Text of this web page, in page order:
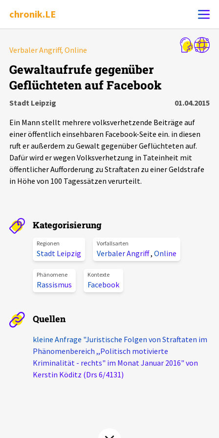
chronik.LE
Chronik
Leipziger Zustände
Schlaglichter
Aktuelles
Alle Beiträge
Veranstaltungen
Pressemitteilungen
Podcasts
Über uns
Projektbeschreibung
Unterstützer_innen
chronik.LE in der Presse
Verbaler Angriff, Online
Gewaltaufrufe gegenüber
Geflüchteten auf Facebook
Stadt Leipzig
01.04.2015
Ein Mann stellt mehrere volksverhetzende Beiträge auf
einer öffentlich einsehbaren Facebook-Seite ein. in diesen
ruft er außerdem zu Gewalt gegenüber Geflüchteten auf.
Dafür wird er wegen Volksverhetzung in Tateinheit mit
öffentlicher Aufforderung zu Straftaten zu einer Geldstrafe
in Höhe von 100 Tagessätzen verurteilt.
Kategorisierung
Regionen
Stadt Leipzig
Vorfallsarten
Verbaler Angriff, Online
Phänomene
Rassismus
Kontexte
Facebook
Quellen
kleine Anfrage "Juristische Folgen von Straftaten im
Phänomenbereich ,,Politisch motivierte
Kriminalität - rechts" im Monat Januar 2016" von
Kerstin Köditz (Drs 6/4131)
Alle Ereignisse
7502 Ereignisse
Ereignisse Statistik